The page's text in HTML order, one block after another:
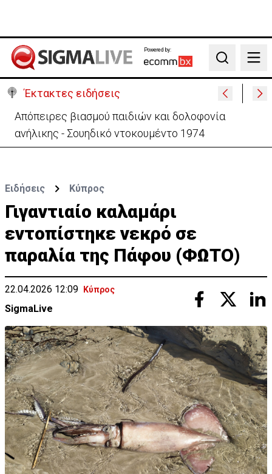
Powered by:
Search
Έκτακτες ειδήσεις
Μεγάλο πακέτο όπλων από Τουρκία προς Ουκρανία
-Κίνηση με μήνυμα προς Μόσχα;
Ειδήσεις Κύπρος
Γιγαντιαίο καλαμάρι
εντοπίστηκε νεκρό σε
παραλία της Πάφου (ΦΩΤΟ)
22.04.2026 12:09 Κύπρος
SigmaLive